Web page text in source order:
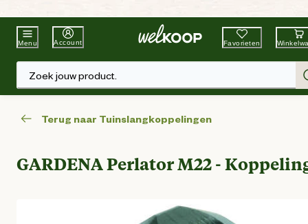
Beste WinkelketenTuin & Dier
Menu Account Favorieten
Zoek jouw product.
Terug naar Tuinslangkoppelingen
GARDENA Perlator M22 -